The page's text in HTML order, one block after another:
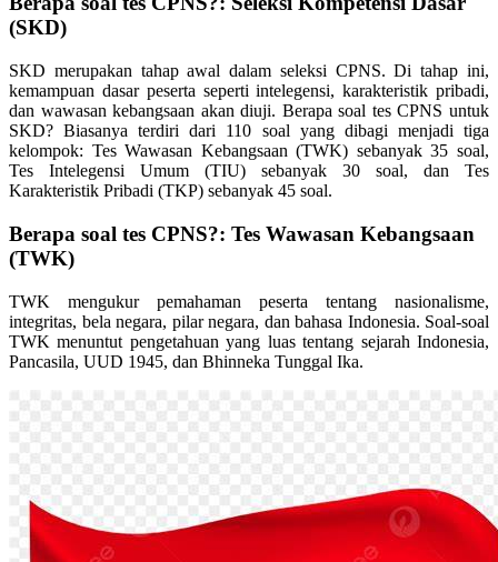
(SKD)
SKD merupakan tahap awal dalam seleksi CPNS. Di tahap ini,
kemampuan dasar peserta seperti intelegensi, karakteristik pribadi,
dan wawasan kebangsaan akan diuji. Berapa soal tes CPNS untuk
SKD? Biasanya terdiri dari 110 soal yang dibagi menjadi tiga
kelompok: Tes Wawasan Kebangsaan (TWK) sebanyak 35 soal,
Tes Intelegensi Umum (TIU) sebanyak 30 soal, dan Tes
Karakteristik Pribadi (TKP) sebanyak 45 soal.
Berapa soal tes CPNS?: Tes Wawasan Kebangsaan
(TWK)
TWK mengukur pemahaman peserta tentang nasionalisme,
integritas, bela negara, pilar negara, dan bahasa Indonesia. Soal-soal
TWK menuntut pengetahuan yang luas tentang sejarah Indonesia,
Pancasila, UUD 1945, dan Bhinneka Tunggal Ika.